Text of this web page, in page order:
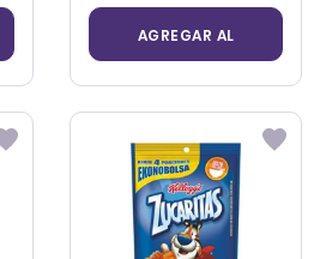
AGREGAR AL
CARRITO